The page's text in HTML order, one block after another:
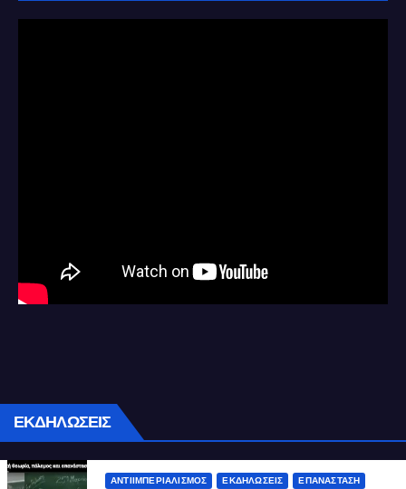
ΕΚΔΗΛΩΣΕΙΣ
ΑΝΤΙΙΜΠΕΡΙΑΛΙΣΜΌΣ ΕΚΔΗΛΏΣΕΙΣ
ΕΠΑΝΆΣΤΑΣΗ